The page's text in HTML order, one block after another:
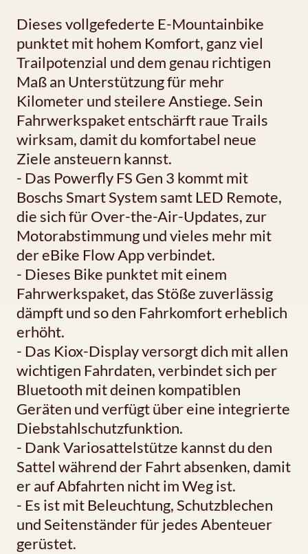
Dieses vollgefederte E-Mountainbike
punktet mit hohem Komfort, ganz viel
Trailpotenzial und dem genau richtigen
Maß an Unterstützung für mehr
Kilometer und steilere Anstiege. Sein
Fahrwerkspaket entschärft raue Trails
wirksam, damit du komfortabel neue
Ziele ansteuern kannst.
- Das Powerfly FS Gen 3 kommt mit
Boschs Smart System samt LED Remote,
die sich für Over-the-Air-Updates, zur
Motorabstimmung und vieles mehr mit
der eBike Flow App verbindet.
- Dieses Bike punktet mit einem
Fahrwerkspaket, das Stöße zuverlässig
dämpft und so den Fahrkomfort erheblich
erhöht.
- Das Kiox-Display versorgt dich mit allen
wichtigen Fahrdaten, verbindet sich per
Bluetooth mit deinen kompatiblen
Geräten und verfügt über eine integrierte
Diebstahlschutzfunktion.
- Dank Variosattelstütze kannst du den
Sattel während der Fahrt absenken, damit
er auf Abfahrten nicht im Weg ist.
- Es ist mit Beleuchtung, Schutzblechen
und Seitenständer für jedes Abenteuer
gerüstet.